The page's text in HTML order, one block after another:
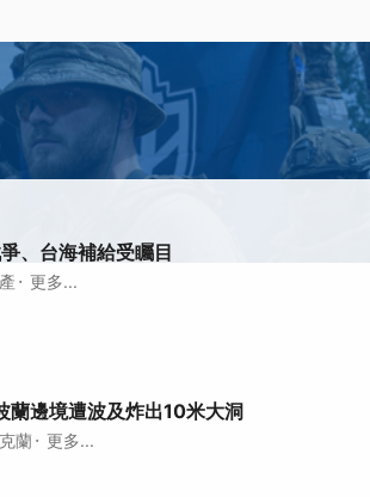
、台海補給受矚目
· 更多...
蘭邊境遭波及炸出10米大洞
蘭· 更多...